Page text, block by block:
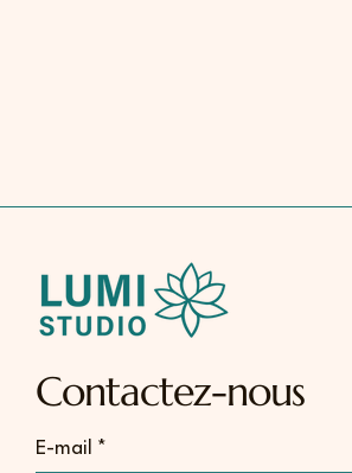
Contactez-nous
E-mail *